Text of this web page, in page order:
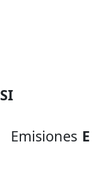
SI
Emisiones E